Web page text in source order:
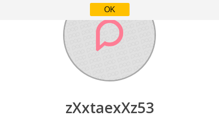
OK
zXxtaexXz53